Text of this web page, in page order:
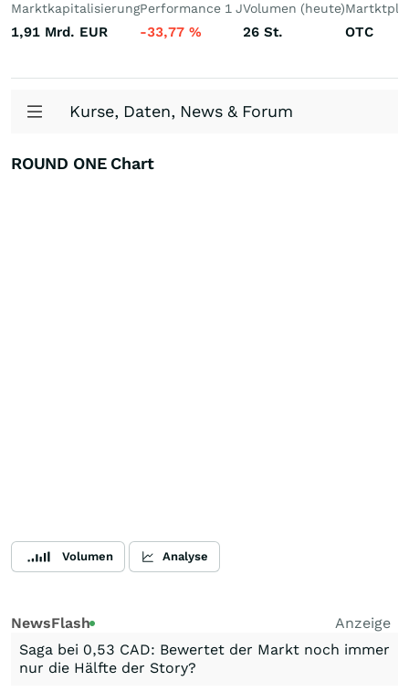
Marktkapitalisierung
1,91 Mrd. EUR
Performance 1 J
-33,77 %
Volumen (heute)
26 St. OTC
Kurse, Daten, News & Forum
ROUND ONE Chart
Volumen Analyse
NewsFlash
Anzeige
Saga bei 0,53 CAD: Bewertet der Markt noch immer
nur die Hälfte der Story?